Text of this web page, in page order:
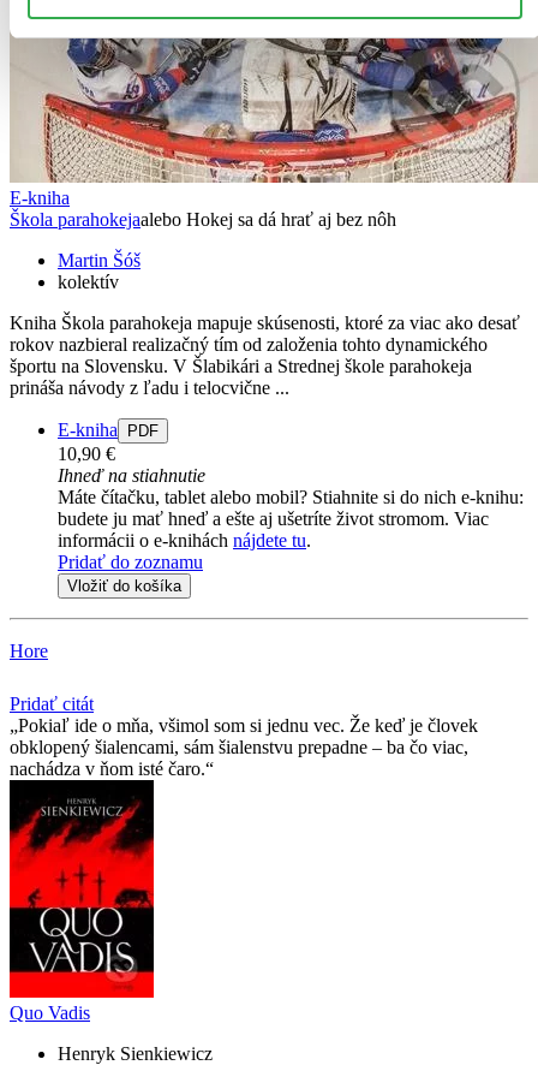
E-kniha
Škola parahokejaalebo Hokej sa dá hrať aj bez nôh
Martin Šóš
kolektív
Kniha Škola parahokeja mapuje skúsenosti, ktoré za viac ako desať
rokov nazbieral realizačný tím od založenia tohto dynamického
športu na Slovensku. V Šlabikári a Strednej škole parahokeja
prináša návody z ľadu i telocvične ...
E-kniha PDF
10,90 €
Ihneď na stiahnutie
Máte čítačku, tablet alebo mobil? Stiahnite si do nich e-knihu:
budete ju mať hneď a ešte aj ušetríte život stromom. Viac
informácii o e-knihách nájdete tu.
Pridať do zoznamu
Vložiť do košíka
Hore
Pridať citát
Pokiaľ ide o mňa, všimol som si jednu vec. Že keď je človek
obklopený šialencami, sám šialenstvu prepadne – ba čo viac,
nachádza v ňom isté čaro.
Quo Vadis
Henryk Sienkiewicz